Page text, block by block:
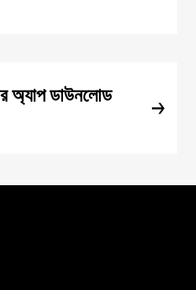
অ্যাপ ডাউনলোড